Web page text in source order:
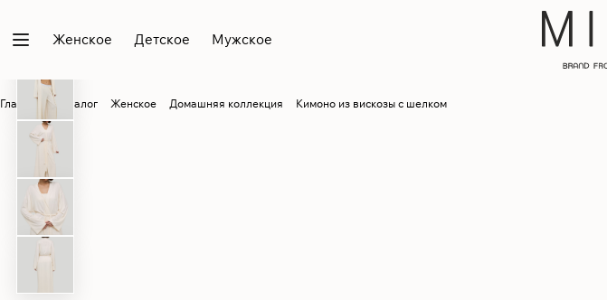
Женское Детское Мужское
Главная Каталог Женское Домашняя коллекция Кимоно из вискозы с шелком